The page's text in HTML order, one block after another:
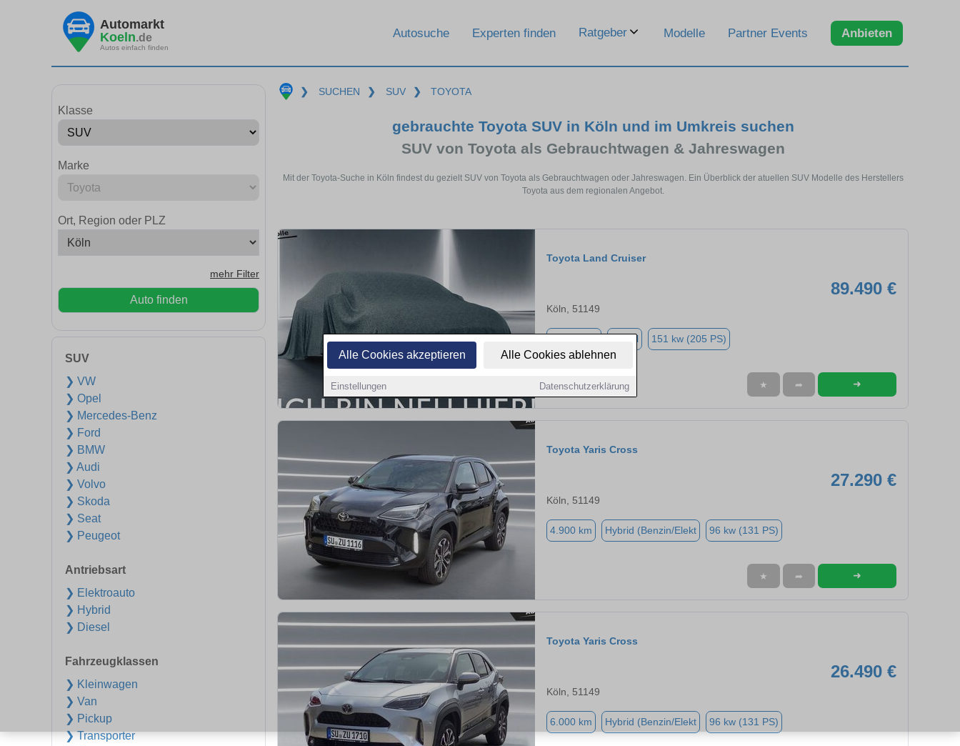
Alle Cookies akzeptieren Alle Cookies ablehnen
Einstellungen Datenschutzerklärung
Automarkt
Koeln.de
Autos einfach finden
Autosuche Experten finden Ratgeber Modelle Partner Events Anbieten
Klasse
Marke
Ort, Region oder PLZ
mehr Filter
Auto finden
SUV
❯ VW
❯ Opel
❯ Mercedes-Benz
❯ Ford
❯ BMW
❯ Audi
❯ Volvo
❯ Skoda
❯ Seat
❯ Peugeot
Antriebsart
❯ Elektroauto
❯ Hybrid
❯ Diesel
Fahrzeugklassen
❯ Kleinwagen
❯ Van
❯ Pickup
❯ Transporter
❯ SUCHEN ❯ SUV ❯ TOYOTA
gebrauchte Toyota SUV in Köln und im Umkreis suchen
SUV von Toyota als Gebrauchtwagen & Jahreswagen
Mit der Toyota-Suche in Köln findest du gezielt SUV von Toyota als Gebrauchtwagen oder Jahreswagen. Ein Überblick der atuellen SUV Modelle des Herstellers
Toyota aus dem regionalen Angebot.
Toyota Land Cruiser
89.490 €
Köln, 51149
Diesel 151 kw (205 PS)
★ ➦ ➜
Toyota Yaris Cross
27.290 €
Köln, 51149
4.900 km Hybrid (Benzin/Elekt 96 kw (131 PS)
★ ➦ ➜
Toyota Yaris Cross
26.490 €
Köln, 51149
6.000 km Hybrid (Benzin/Elekt 96 kw (131 PS)